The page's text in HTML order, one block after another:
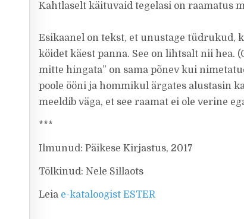
Kahtlaselt käituvaid tegelasi on raamatus
Esikaanel on tekst, et unustage tüdrukud,
köidet käest panna. See on lihtsalt nii hea.
mitte hingata” on sama põnev kui
poole ööni ja hommikul ärgates alustasin
meeldib väga, et see raamat ei ole verine
***
Ilmunud: Päikese Kirjastus, 2017
Tõlkinud: Nele Sillaots
Leia e-kataloogist ESTER